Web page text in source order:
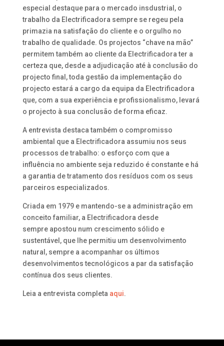
especial destaque para o mercado insdustrial, o
trabalho da Electrificadora sempre se regeu pela
primazia na satisfação do cliente e o orgulho no
trabalho de qualidade. Os projectos “chave na mão”
permitem também ao cliente da Electrificadora ter a
certeza que, desde a adjudicação até à conclusão do
projecto final, toda gestão da implementação do
projecto estará a cargo da equipa da Electrificadora
que, com a sua experiência e profissionalismo, levará
o projecto à sua conclusão de forma eficaz.
A entrevista destaca também o compromisso
ambiental que a Electrificadora assumiu nos seus
processos de trabalho: o esforço com que a
influência no ambiente seja reduzido é constante e há
a garantia de tratamento dos resíduos com os seus
parceiros especializados.
Criada em 1979 e mantendo-se a administração em
conceito familiar, a Electrificadora desde
sempre apostou num crescimento sólido e
sustentável, que lhe permitiu um desenvolvimento
natural, sempre a acompanhar os últimos
desenvolvimentos tecnológicos a par da satisfação
contínua dos seus clientes.
Leia a entrevista completa aqui.